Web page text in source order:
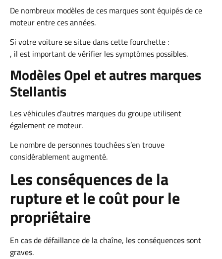
De nombreux modèles de ces marques sont équipés de ce
moteur entre ces années.
Si votre voiture se situe dans cette fourchette :
, il est important de vérifier les symptômes possibles.
Modèles Opel et autres marques
Stellantis
Les véhicules d’autres marques du groupe utilisent
également ce moteur.
Le nombre de personnes touchées s’en trouve
considérablement augmenté.
Les conséquences de la
rupture et le coût pour le
propriétaire
En cas de défaillance de la chaîne, les conséquences sont
graves.